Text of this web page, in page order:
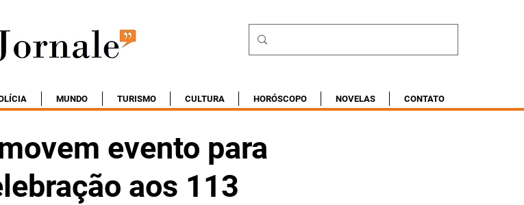
MUNDO TURISMO CULTURA HORÓSCOPO NOVELAS CONTATO
evento para
aos 113